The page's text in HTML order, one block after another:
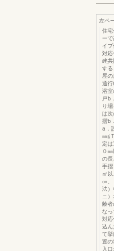
左ペ
住宅
ー
イ
対
建
す
屋
通
浴
戸b
り
は
摺b
a．
㎜
定
０
の長
手
㎡
㎝
法
ニ
齢
な
対
込
て
置
入